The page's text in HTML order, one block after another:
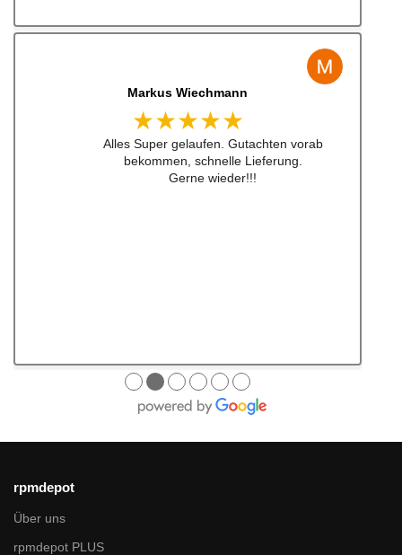
Jens Albert
★★★★★
Super Service, schnelle Bearbeiten und
Lieferung ! Immer wieder gerne !!!
●●●●●●
rpmdepot
Über uns
rpmdepot PLUS